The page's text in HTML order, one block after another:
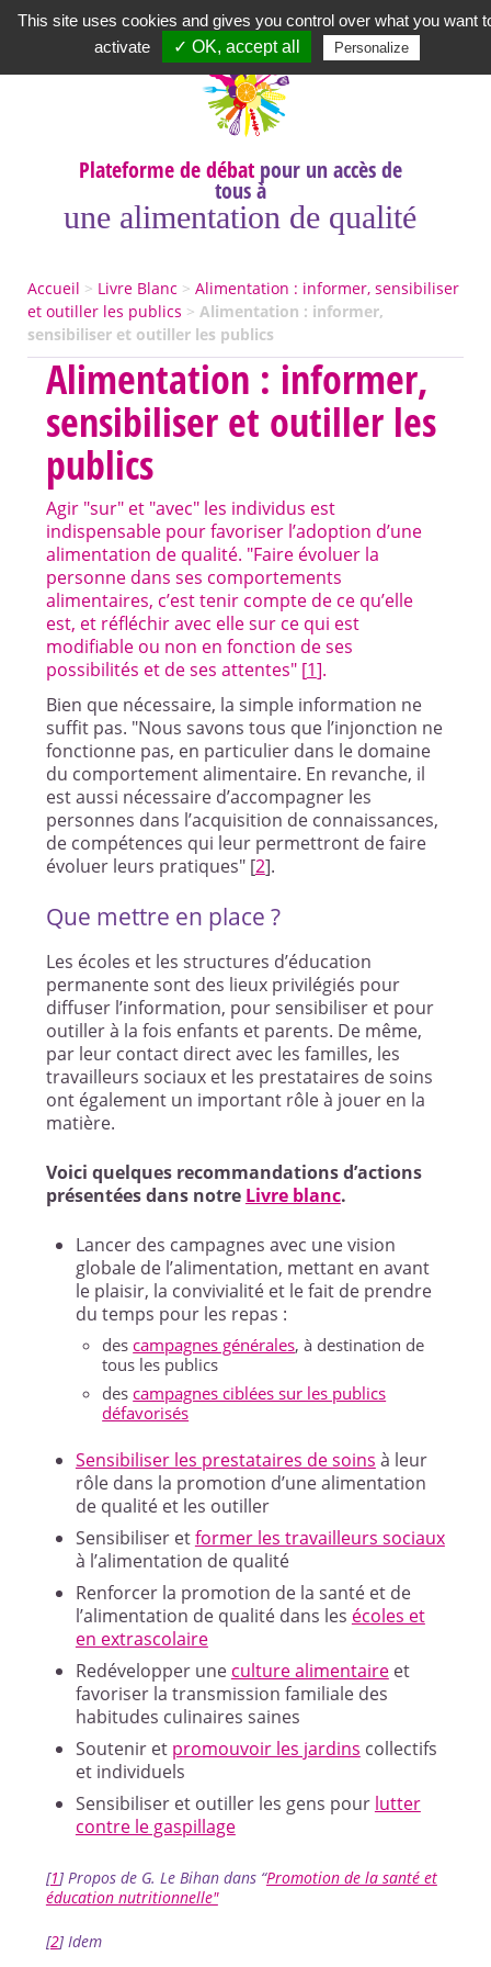
Plateforme de débatpour un accès de
tous à
une alimentation de qualité
Accueil > Livre Blanc > Alimentation : informer, sensibiliser
et outiller les publics > Alimentation : informer,
sensibiliser et outiller les publics
Alimentation : informer,
sensibiliser et outiller les
publics
Agir "sur" et "avec" les individus est
indispensable pour favoriser l’adoption d’une
alimentation de qualité. "Faire évoluer la
personne dans ses comportements
alimentaires, c’est tenir compte de ce qu’elle
est, et réfléchir avec elle sur ce qui est
modifiable ou non en fonction de ses
possibilités et de ses attentes"[1].
Bien que nécessaire, la simple information ne
suffit pas. "Nous savons tous que l’injonction ne
fonctionne pas, en particulier dans le domaine
du comportement alimentaire. En revanche, il
est aussi nécessaire d’accompagner les
personnes dans l’acquisition de connaissances,
de compétences qui leur permettront de faire
évoluer leurs pratiques"[2].
Que mettre en place ?
Les écoles et les structures d’éducation
permanente sont des lieux privilégiés pour
diffuser l’information, pour sensibiliser et pour
outiller à la fois enfants et parents. De même,
par leur contact direct avec les familles, les
travailleurs sociaux et les prestataires de soins
ont également un important rôle à jouer en la
matière.
Voici quelques recommandations d’actions
présentées dans notre Livre blanc.
Lancer des campagnes avec une vision
globale de l’alimentation, mettant en avant
le plaisir, la convivialité et le fait de prendre
du temps pour les repas :
des campagnes générales, à destination de
tous les publics
des campagnes ciblées sur les publics
défavorisés
Sensibiliser les prestataires de soins à leur
rôle dans la promotion d’une alimentation
de qualité et les outiller
Sensibiliser etformer les travailleurs sociaux
à l’alimentation de qualité
Renforcer la promotion de la santé et de
l’alimentation de qualité dans les écoles et
en extrascolaire
Redévelopper une culture alimentaireet
favoriser la transmission familiale des
habitudes culinaires saines
Soutenir et promouvoir les jardins collectifs
et individuels
Sensibiliser et outiller les gens pour lutter
contre le gaspillage
[1] Propos de G. Le Bihan dans “Promotion de la santé et
éducation nutritionnelle"
[2] Idem
Newsletter|A propos|Contact| | |
This site uses cookies and gives you control over what you want
activate
✓ OK, accept all Personalize